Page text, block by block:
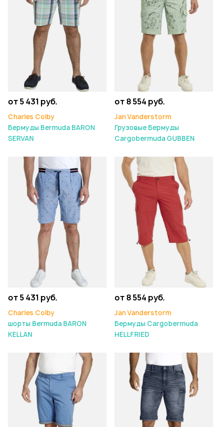
от 5 431 руб.
Charles Colby
Бермуды Bermuda BARON
SERVAN
от 8 554 руб.
Jan Vanderstorm
Грузовые Бермуды
Cargobermuda GUBBEN
от 5 431 руб.
Charles Colby
шорты Bermuda BARON
KELLAN
от 8 554 руб.
Jan Vanderstorm
Бермуды Cargobermuda
HELLFRIED